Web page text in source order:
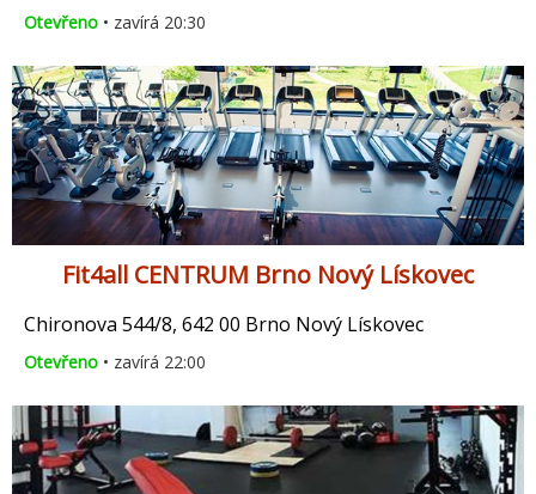
Otevřeno • zavírá 20:30
Fit4all CENTRUM Brno Nový Lískovec
Chironova 544/8, 642 00 Brno Nový Lískovec
Otevřeno • zavírá 22:00